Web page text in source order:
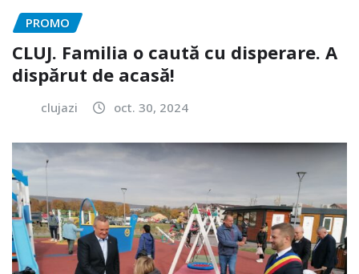
PROMO
CLUJ. Familia o caută cu disperare. A
dispărut de acasă!
clujazi oct. 30, 2024